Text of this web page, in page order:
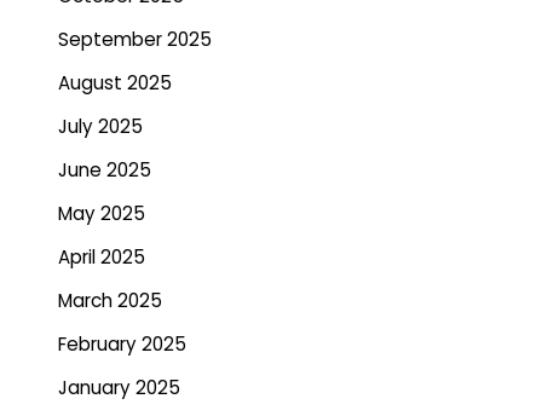
September 2025
August 2025
July 2025
June 2025
May 2025
April 2025
March 2025
February 2025
January 2025